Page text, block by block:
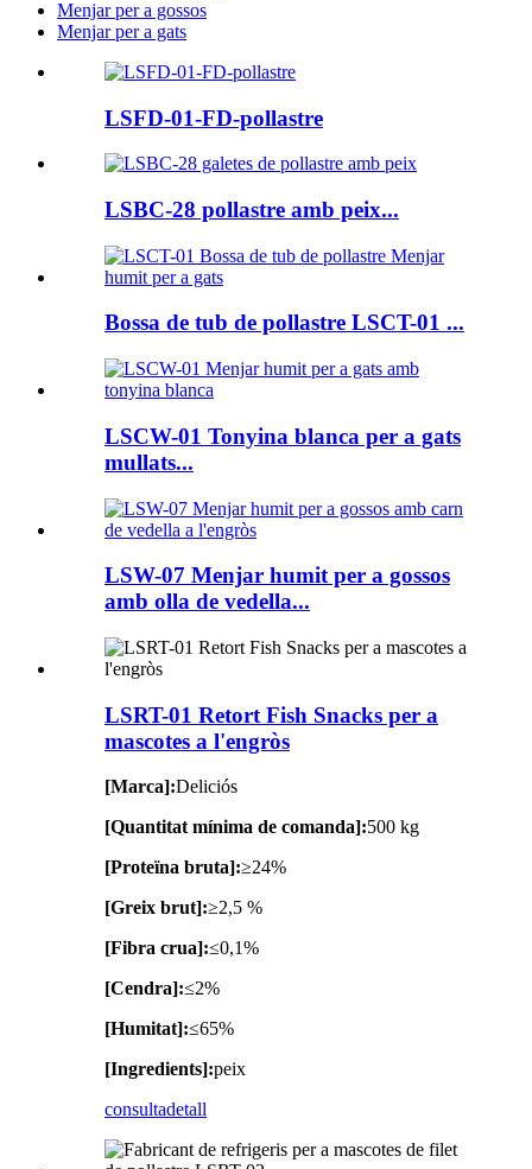
Menjar per a gossos
Menjar per a gats
LSFD-01-FD-pollastre
LSBC-28 pollastre amb peix...
Bossa de tub de pollastre LSCT-01 ...
LSCW-01 Tonyina blanca per a gats
mullats...
LSW-07 Menjar humit per a gossos
amb olla de vedella...
LSRT-01 Retort Fish Snacks per a
mascotes a l'engròs
[Marca]:Deliciós
[Quantitat mínima de comanda]:500 kg
[Proteïna bruta]:≥24%
[Greix brut]:≥2,5 %
[Fibra crua]:≤0,1%
[Cendra]:≤2%
[Humitat]:≤65%
[Ingredients]:peix
consultadetall